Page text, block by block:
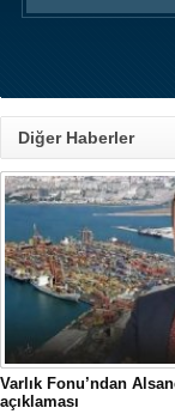
Diğer Haberler
Varlık Fonu’ndan
açıklaması